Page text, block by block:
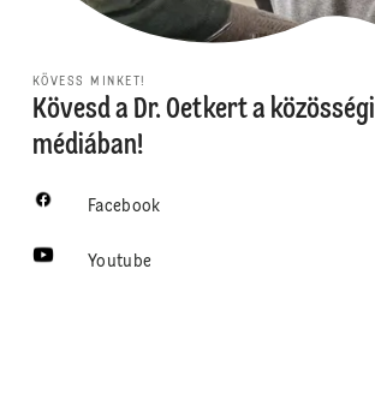
KÖVESS MINKET!
Kövesd a Dr. Oetkert a közösségi
médiában!
Facebook
Youtube